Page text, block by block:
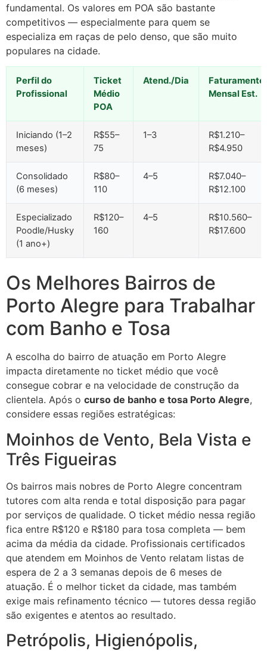
fundamental. Os valores em POA são bastante
competitivos — especialmente para quem se
especializa em raças de pelo denso, que são muito
populares na cidade.
Perfil do
Profissional
Ticket
Médio
POA
Atend./Dia
Faturamento
Mensal Est.
Iniciando (1–2
meses)
R$55–
75
1–3
R$1.210–
R$4.950
Consolidado
(6 meses)
R$80–
110
4–5
R$7.040–
R$12.100
Especializado
Poodle/Husky
(1 ano+)
R$120–
160
4–5
R$10.560–
R$17.600
Os Melhores Bairros de
Porto Alegre para Trabalhar
com Banho e Tosa
A escolha do bairro de atuação em Porto Alegre
impacta diretamente no ticket médio que você
consegue cobrar e na velocidade de construção da
clientela. Após o curso de banho e tosa Porto Alegre,
considere essas regiões estratégicas:
Moinhos de Vento, Bela Vista e
Três Figueiras
Os bairros mais nobres de Porto Alegre concentram
tutores com alta renda e total disposição para pagar
por serviços de qualidade. O ticket médio nessa região
fica entre R$120 e R$180 para tosa completa — bem
acima da média da cidade. Profissionais certificados
que atendem em Moinhos de Vento relatam listas de
espera de 2 a 3 semanas depois de 6 meses de
atuação. É o melhor ticket da cidade, mas também
exige mais refinamento técnico — tutores dessa região
são exigentes e atentos ao resultado.
Petrópolis, Higienópolis,